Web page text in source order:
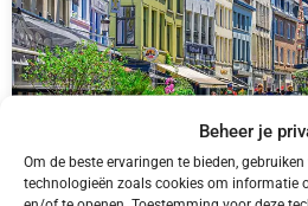
Beheer je
Om de beste ervaringen te bieden,
technologieën zoals cookies om informatie